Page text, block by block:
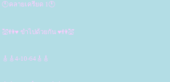
🕚คลายเครียด 1🕚
💒👫♥ ขำไปด้วยกัน ♥👫💒
🎸🎸4-10-64🎸🎸